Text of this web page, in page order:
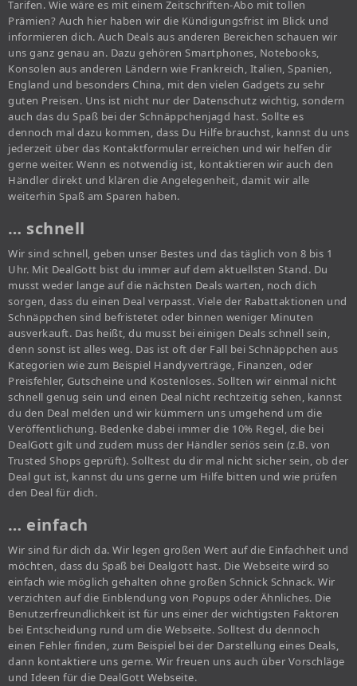
Tarifen. Wie wäre es mit einem Zeitschriften-Abo mit tollen
Prämien? Auch hier haben wir die Kündigungsfrist im Blick und
informieren dich. Auch Deals aus anderen Bereichen schauen wir
uns ganz genau an. Dazu gehören Smartphones, Notebooks,
Konsolen aus anderen Ländern wie Frankreich, Italien, Spanien,
England und besonders China, mit den vielen Gadgets zu sehr
guten Preisen. Uns ist nicht nur der Datenschutz wichtig, sondern
auch das du Spaß bei der Schnäppchenjagd hast. Sollte es
dennoch mal dazu kommen, dass Du Hilfe brauchst, kannst du uns
jederzeit über das Kontaktformular erreichen und wir helfen dir
gerne weiter. Wenn es notwendig ist, kontaktieren wir auch den
Händler direkt und klären die Angelegenheit, damit wir alle
weiterhin Spaß am Sparen haben.
… schnell
Wir sind schnell, geben unser Bestes und das täglich von 8 bis 1
Uhr. Mit DealGott bist du immer auf dem aktuellsten Stand. Du
musst weder lange auf die nächsten Deals warten, noch dich
sorgen, dass du einen Deal verpasst. Viele der Rabattaktionen und
Schnäppchen sind befristetet oder binnen weniger Minuten
ausverkauft. Das heißt, du musst bei einigen Deals schnell sein,
denn sonst ist alles weg. Das ist oft der Fall bei Schnäppchen aus
Kategorien wie zum Beispiel Handyverträge, Finanzen, oder
Preisfehler, Gutscheine und Kostenloses. Sollten wir einmal nicht
schnell genug sein und einen Deal nicht rechtzeitig sehen, kannst
du den Deal melden und wir kümmern uns umgehend um die
Veröffentlichung. Bedenke dabei immer die 10% Regel, die bei
DealGott gilt und zudem muss der Händler seriös sein (z.B. von
Trusted Shops geprüft). Solltest du dir mal nicht sicher sein, ob der
Deal gut ist, kannst du uns gerne um Hilfe bitten und wie prüfen
den Deal für dich.
… einfach
Wir sind für dich da. Wir legen großen Wert auf die Einfachheit und
möchten, dass du Spaß bei Dealgott hast. Die Webseite wird so
einfach wie möglich gehalten ohne großen Schnick Schnack. Wir
verzichten auf die Einblendung von Popups oder Ähnliches. Die
Benutzerfreundlichkeit ist für uns einer der wichtigsten Faktoren
bei Entscheidung rund um die Webseite. Solltest du dennoch
einen Fehler finden, zum Beispiel bei der Darstellung eines Deals,
dann kontaktiere uns gerne. Wir freuen uns auch über Vorschläge
und Ideen für die DealGott Webseite.